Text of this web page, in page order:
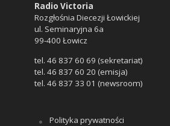
Radio Victoria
Rozgłośnia Diecezji Łowickiej
ul. Seminaryjna 6a
99-400 Łowicz
tel. 46 837 60 69 (sekretariat)
tel. 46 837 60 20 (emisja)
tel. 46 837 33 01 (newsroom)
Polityka prywatności